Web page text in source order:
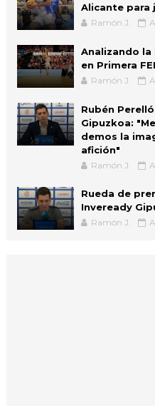
Alicante para
Ramón J.
Analizando
en Primera
Ramón J.
Rubén
Gipuzkoa:
demos la
afición"
Ramón J.
Rueda de
Inveready
Ramón J.